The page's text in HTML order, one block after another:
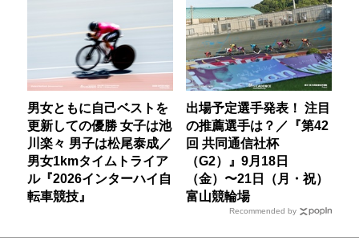
男女ともに自己ベストを
更新しての優勝 女子は池
川楽々 男子は松尾泰成／
男女1kmタイムトライア
ル『2026インターハイ自
転車競技』
出場予定選手発表！ 注目
の推薦選手は？／『第42
回 共同通信社杯
（G2）』9月18日
（金）〜21日（月・祝）
富山競輪場
Recommended by